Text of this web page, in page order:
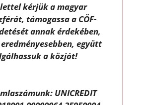
kérjük a magyar
támogassa a CÖF-
annak érdekében,
együtt
a közjót!
UNICREDIT